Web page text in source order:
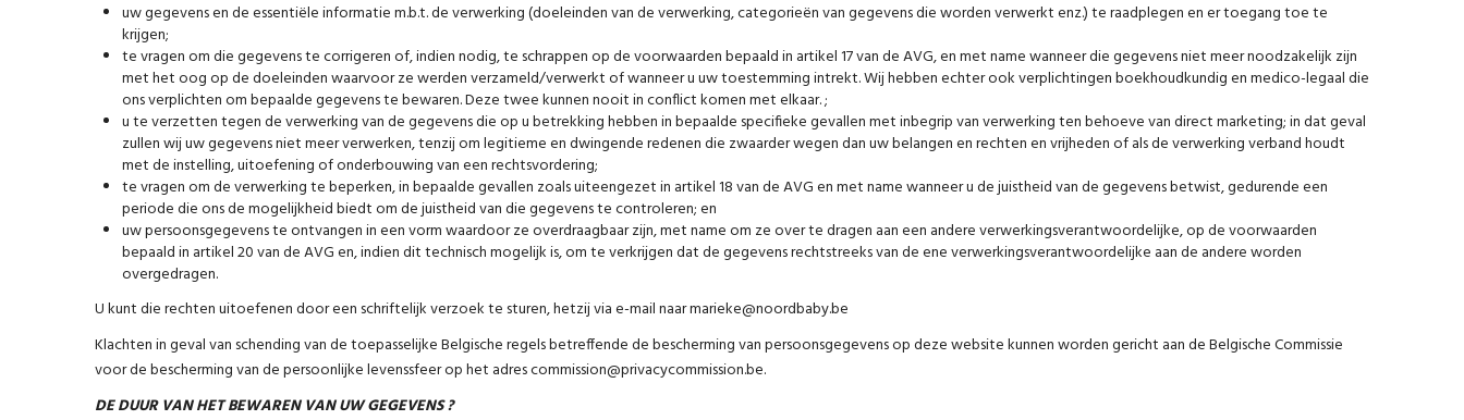
uw gegevens en de essentiële informatie m.b.t. de verwerking (doeleinden van de verwerking, categorieën van gegevens die worden verwerkt enz.) te raadplegen en er toegang toe te
krijgen;
te vragen om die gegevens te corrigeren of, indien nodig, te schrappen op de voorwaarden bepaald in artikel 17 van de AVG, en met name wanneer die gegevens niet meer noodzakelijk zijn
met het oog op de doeleinden waarvoor ze werden verzameld/verwerkt of wanneer u uw toestemming intrekt. Wij hebben echter ook verplichtingen boekhoudkundig en medico-legaal die
ons verplichten om bepaalde gegevens te bewaren. Deze twee kunnen nooit in conflict komen met elkaar. ;
u te verzetten tegen de verwerking van de gegevens die op u betrekking hebben in bepaalde specifieke gevallen met inbegrip van verwerking ten behoeve van direct marketing; in dat geval
zullen wij uw gegevens niet meer verwerken, tenzij om legitieme en dwingende redenen die zwaarder wegen dan uw belangen en rechten en vrijheden of als de verwerking verband houdt
met de instelling, uitoefening of onderbouwing van een rechtsvordering;
te vragen om de verwerking te beperken, in bepaalde gevallen zoals uiteengezet in artikel 18 van de AVG en met name wanneer u de juistheid van de gegevens betwist, gedurende een
periode die ons de mogelijkheid biedt om de juistheid van die gegevens te controleren; en
uw persoonsgegevens te ontvangen in een vorm waardoor ze overdraagbaar zijn, met name om ze over te dragen aan een andere verwerkingsverantwoordelijke, op de voorwaarden
bepaald in artikel 20 van de AVG en, indien dit technisch mogelijk is, om te verkrijgen dat de gegevens rechtstreeks van de ene verwerkingsverantwoordelijke aan de andere worden
overgedragen.
U kunt die rechten uitoefenen door een schriftelijk verzoek te sturen, hetzij via e-mail naar marieke@noordbaby.be
Klachten in geval van schending van de toepasselijke Belgische regels betreffende de bescherming van persoonsgegevens op deze website kunnen worden gericht aan de Belgische Commissie
voor de bescherming van de persoonlijke levenssfeer op het adres commission@privacycommission.be.
DE DUUR VAN HET BEWAREN VAN UW GEGEVENS ?